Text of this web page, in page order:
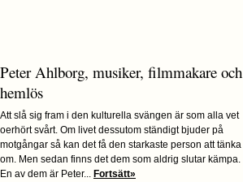
Peter Ahlborg, musiker, filmmakare och
hemlös
Att slå sig fram i den kulturella svängen är som alla vet
oerhört svårt. Om livet dessutom ständigt bjuder på
motgångar så kan det få den starkaste person att tänka
om. Men sedan finns det dem som aldrig slutar kämpa.
En av dem är Peter... Fortsätt»